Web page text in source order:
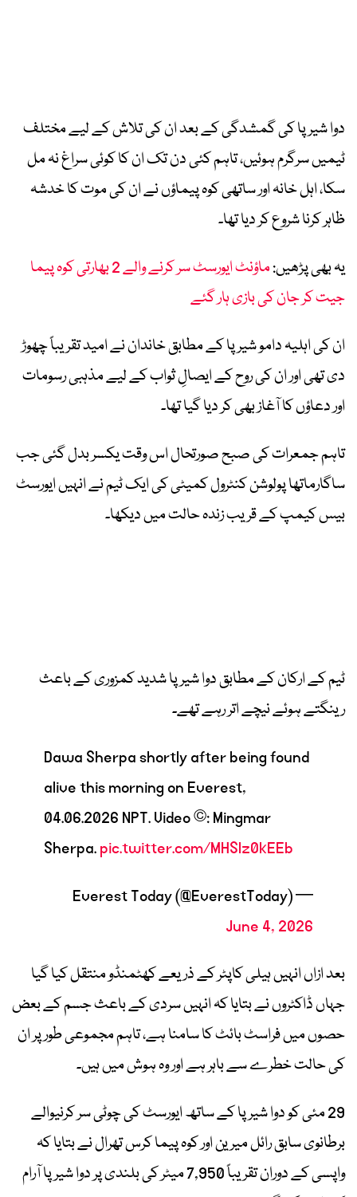
دوا شیرپا کی گمشدگی کے بعد ان کی تلاش کے لیے مختلف
ٹیمیں سرگرم ہوئیں، تاہم کئی دن تک ان کا کوئی سراغ نہ مل
سکا، اہل خانہ اور ساتھی کوہ پیماؤں نے ان کی موت کا خدشہ
ظاہر کرنا شروع کر دیا تھا۔
یہ بھی پڑھیں:
ماؤنٹ ایورسٹ سر کرنے والے 2 بھارتی کوہ پیما
جیت کر جان کی بازی ہار گئے
ان کی اہلیہ دامو شیرپا کے مطابق خاندان نے امید تقریباً چھوڑ
دی تھی اور ان کی روح کے ایصالِ ثواب کے لیے مذہبی رسومات
اور دعاؤں کا آغاز بھی کر دیا گیا تھا۔
تاہم جمعرات کی صبح صورتحال اس وقت یکسر بدل گئی جب
ساگارماتھا پولوشن کنٹرول کمیٹی کی ایک ٹیم نے انہیں ایورسٹ
بیس کیمپ کے قریب زندہ حالت میں دیکھا۔
ٹیم کے ارکان کے مطابق دوا شیرپا شدید کمزوری کے باعث
رینگتے ہوئے نیچے اتر رہے تھے۔
Dawa Sherpa shortly after being found
alive this morning on Everest,
04.06.2026 NPT. Video ©: Mingmar
Sherpa.pic.twitter.com/MHSlz0kEEb
— Everest Today (@EverestToday)
June 4, 2026
بعد ازاں انہیں ہیلی کاپٹر کے ذریعے کھٹمنڈو منتقل کیا گیا
جہاں ڈاکٹروں نے بتایا کہ انہیں سردی کے باعث جسم کے بعض
حصوں میں فراسٹ بائٹ کا سامنا ہے، تاہم مجموعی طور پر ان
کی حالت خطرے سے باہر ہے اور وہ ہوش میں ہیں۔
29 مئی کو دوا شیرپا کے ساتھ ایورسٹ کی چوٹی سر کرنیوالے
برطانوی سابق رائل میرین اور کوہ پیما کرس تھرال نے بتایا کہ
واپسی کے دوران تقریباً 7,950 میٹر کی بلندی پر دوا شیرپا آرام